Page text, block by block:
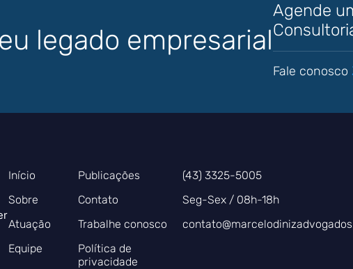
legado empresarial
Agende
Fale conosco
Início
Sobre
Atuação
Equipe
Publicações
Contato
Trabalhe conosco
Política de
privacidade
(43) 3325-5005
Seg-Sex / 08h-18h